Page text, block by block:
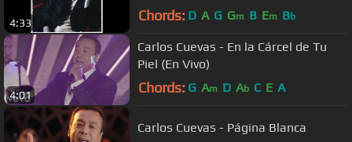
4:33 Chords: D A G Gm B Em Bb
4:01
Carlos Cuevas - En la Cárcel de Tu
Piel (En Vivo)
Chords: G Am D Ab C E A
Carlos Cuevas - Página Blanca